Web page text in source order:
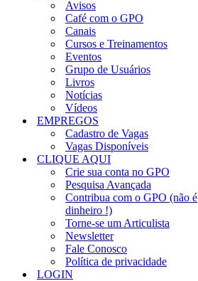
Avisos
Café com o GPO
Canais
Cursos e Treinamentos
Eventos
Grupo de Usuários
Livros
Notícias
Vídeos
EMPREGOS
Cadastro de Vagas
Vagas Disponíveis
CLIQUE AQUI
Crie sua conta no GPO
Pesquisa Avançada
Contribua com o GPO (não é
dinheiro !)
Torne-se um Articulista
Newsletter
Fale Conosco
Política de privacidade
LOGIN